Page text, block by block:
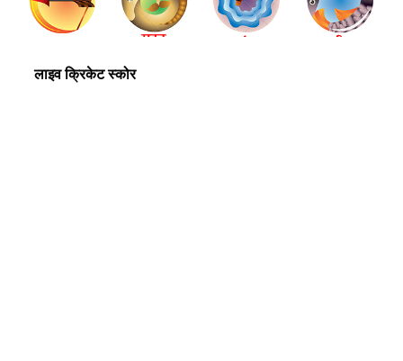
लाइव क्रिकेट स्कोर